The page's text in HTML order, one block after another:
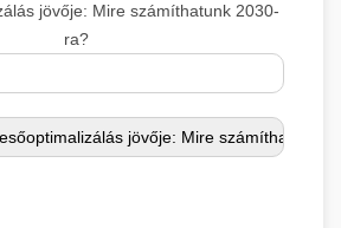
jövője: Mire számíthatunk 2030-
ra?